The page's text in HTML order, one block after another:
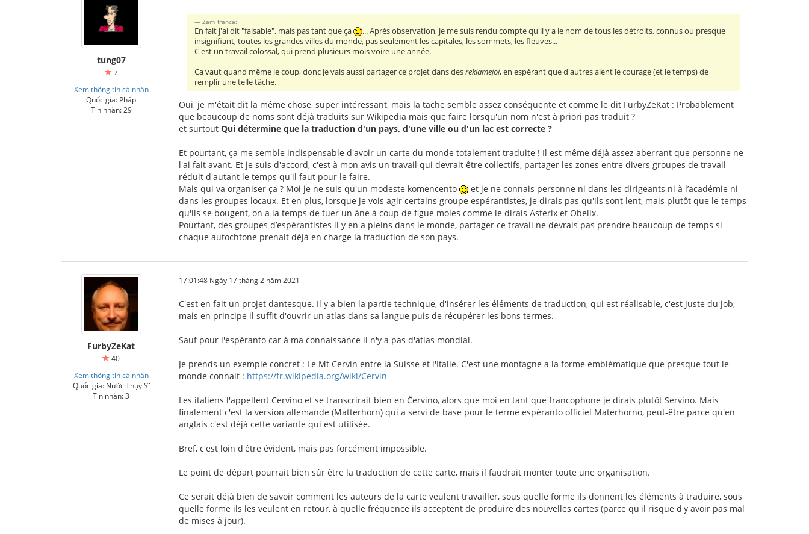
tung07
7
Xem thông tin cá nhân
Quốc gia: Pháp
Tin nhắn: 29
Zam_franca:
En fait j'ai dit "faisable", mais pas tant que ça
... Après observation, je me suis rendu compte qu'il y a le nom de tous les détroits, connus ou presque
insignifiant, toutes les grandes villes du monde, pas seulement les capitales, les sommets, les fleuves...
C'est un travail colossal, qui prend plusieurs mois voire une année.
Ca vaut quand même le coup, donc je vais aussi partager ce projet dans desreklamejoj, en espérant que d'autres aient le courage (et le temps) de
remplir une telle tâche.
Oui, je m'était dit la même chose, super intéressant, mais la tache semble assez conséquente et comme le dit FurbyZeKat : Probablement
que beaucoup de noms sont déjà traduits sur Wikipedia mais que faire lorsqu'un nom n'est à priori pas traduit ?
et surtout Qui détermine que la traduction d'un pays, d'une ville ou d'un lac est correcte ?
Et pourtant, ça me semble indispensable d'avoir un carte du monde totalement traduite ! Il est même déjà assez aberrant que personne ne
l'ai fait avant. Et je suis d'accord, c'est à mon avis un travail qui devrait être collectifs, partager les zones entre divers groupes de travail
réduit d'autant le temps qu'il faut pour le faire.
Mais qui va organiser ça ? Moi je ne suis qu'un modeste komencento
et je ne connais personne ni dans les dirigeants ni à l’académie ni
dans les groupes locaux. Et en plus, lorsque je vois agir certains groupe espérantistes, je dirais pas qu'ils sont lent, mais plutôt que le temps
qu'ils se bougent, on a la temps de tuer un âne à coup de figue moles comme le dirais Asterix et Obelix.
Pourtant, des groupes d’espérantistes il y en a pleins dans le monde, partager ce travail ne devrais pas prendre beaucoup de temps si
chaque autochtone prenait déjà en charge la traduction de son pays.
FurbyZeKat
40
Xem thông tin cá nhân
Quốc gia: Nước Thụy Sĩ
Tin nhắn: 3
17:01:48 Ngày 17 tháng 2 năm 2021
C'est en fait un projet dantesque. Il y a bien la partie technique, d'insérer les éléments de traduction, qui est réalisable, c'est juste du job,
mais en principe il suffit d'ouvrir un atlas dans sa langue puis de récupérer les bons termes.
Sauf pour l'espéranto car à ma connaissance il n'y a pas d'atlas mondial.
Je prends un exemple concret : Le Mt Cervin entre la Suisse et l'Italie. C'est une montagne a la forme emblématique que presque tout le
monde connait : https://fr.wikipedia.org/wiki/Cervin
Les italiens l'appellent Cervino et se transcrirait bien en Ĉervino, alors que moi en tant que francophone je dirais plutôt Servino. Mais
finalement c'est la version allemande (Matterhorn) qui a servi de base pour le terme espéranto officiel Materhorno, peut-être parce qu'en
anglais c'est déjà cette variante qui est utilisée.
Bref, c'est loin d'être évident, mais pas forcément impossible.
Le point de départ pourrait bien sûr être la traduction de cette carte, mais il faudrait monter toute une organisation.
Ce serait déjà bien de savoir comment les auteurs de la carte veulent travailler, sous quelle forme ils donnent les éléments à traduire, sous
quelle forme ils les veulent en retour, à quelle fréquence ils acceptent de produire des nouvelles cartes (parce qu'il risque d'y avoir pas mal
de mises à jour).